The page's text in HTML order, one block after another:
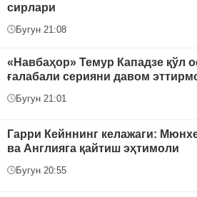
сирлари
Бугун 21:08
«Навбаҳор» Темур Кападзе қўл
ғалабали серияни давом
Бугун 21:01
Гарри Кейннинг келажаги:
ва Англияга қайтиш эҳтимоли
Бугун 20:55